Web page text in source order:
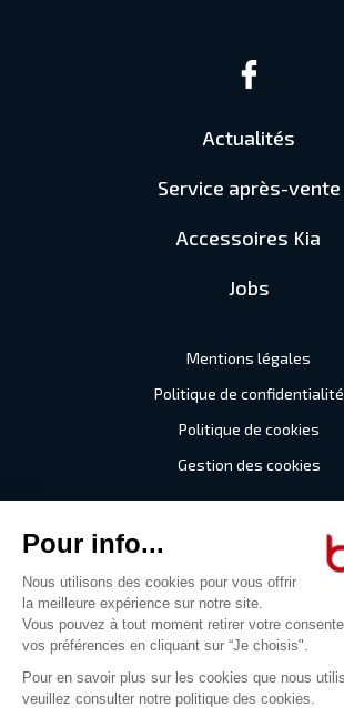
Actualités
Service après-vente
Accessoires Kia
Jobs
Mentions légales
Politique de confidentialité
Politique de cookies
Gestion des cookies
Digitalised by